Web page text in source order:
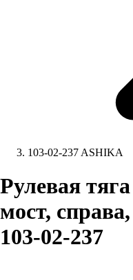
103-02-237 ASHIKA
Рулевая
мост,
103-02-237